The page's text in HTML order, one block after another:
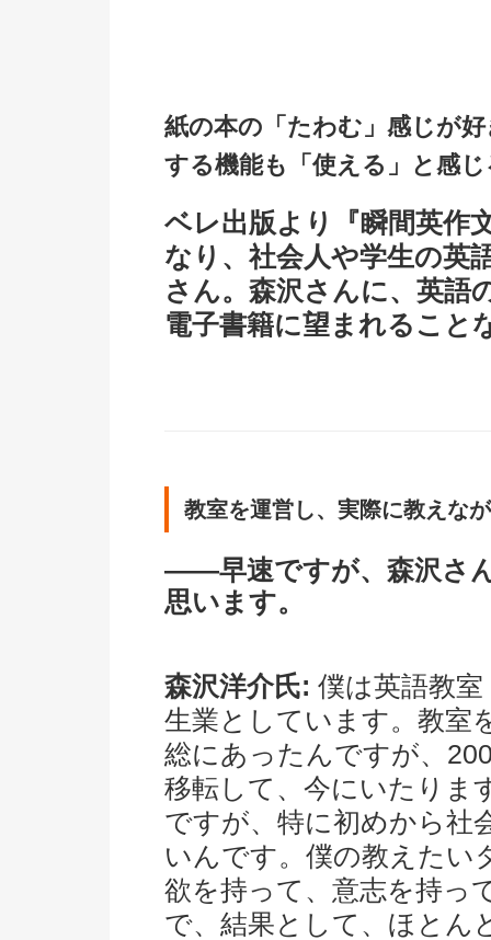
紙の本の「たわむ」感じが
する機能も「使える」と感じ
ベレ出版より『瞬間英作
なり、社会人や学生の英
さん。森沢さんに、英語
電子書籍に望まれること
教室を運営し、実際に教えな
――早速ですが、森沢さ
思います。
森沢洋介氏: 僕は英語教
生業としています。教室
総にあったんですが、
移転して、今にいたりま
ですが、特に初めから社
いんです。僕の教えたい
欲を持って、意志を持っ
で、結果として、ほとん